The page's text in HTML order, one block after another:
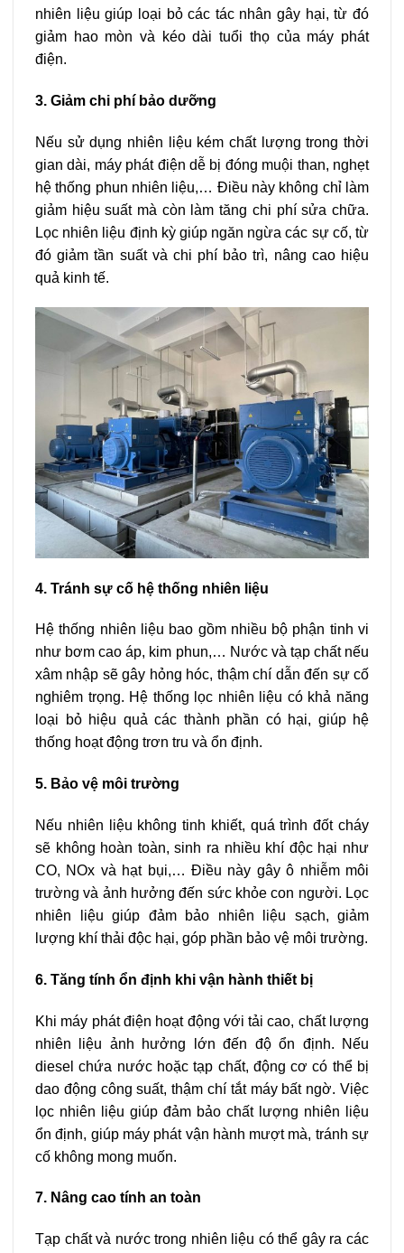
nhiên liệu giúp loại bỏ các tác nhân gây hại, từ đó
giảm hao mòn và kéo dài tuổi thọ của máy phát
điện.
3. Giảm chi phí bảo dưỡng
Nếu sử dụng nhiên liệu kém chất lượng trong thời
gian dài, máy phát điện dễ bị đóng muội than, nghẹt
hệ thống phun nhiên liệu,… Điều này không chỉ làm
giảm hiệu suất mà còn làm tăng chi phí sửa chữa.
Lọc nhiên liệu định kỳ giúp ngăn ngừa các sự cố, từ
đó giảm tần suất và chi phí bảo trì, nâng cao hiệu
quả kinh tế.
4. Tránh sự cố hệ thống nhiên liệu
Hệ thống nhiên liệu bao gồm nhiều bộ phận tinh vi
như bơm cao áp, kim phun,… Nước và tạp chất nếu
xâm nhập sẽ gây hỏng hóc, thậm chí dẫn đến sự cố
nghiêm trọng. Hệ thống lọc nhiên liệu có khả năng
loại bỏ hiệu quả các thành phần có hại, giúp hệ
thống hoạt động trơn tru và ổn định.
5. Bảo vệ môi trường
Nếu nhiên liệu không tinh khiết, quá trình đốt cháy
sẽ không hoàn toàn, sinh ra nhiều khí độc hại như
CO, NOx và hạt bụi,… Điều này gây ô nhiễm môi
trường và ảnh hưởng đến sức khỏe con người. Lọc
nhiên liệu giúp đảm bảo nhiên liệu sạch, giảm
lượng khí thải độc hại, góp phần bảo vệ môi trường.
6. Tăng tính ổn định khi vận hành thiết bị
Khi máy phát điện hoạt động với tải cao, chất lượng
nhiên liệu ảnh hưởng lớn đến độ ổn định. Nếu
diesel chứa nước hoặc tạp chất, động cơ có thể bị
dao động công suất, thậm chí tắt máy bất ngờ. Việc
lọc nhiên liệu giúp đảm bảo chất lượng nhiên liệu
ổn định, giúp máy phát vận hành mượt mà, tránh sự
cố không mong muốn.
7. Nâng cao tính an toàn
Tạp chất và nước trong nhiên liệu có thể gây ra các